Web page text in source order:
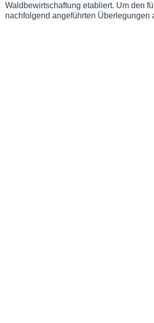
Waldbewirtschaftung etabliert. Um den
nachfolgend angeführten Überlegungen